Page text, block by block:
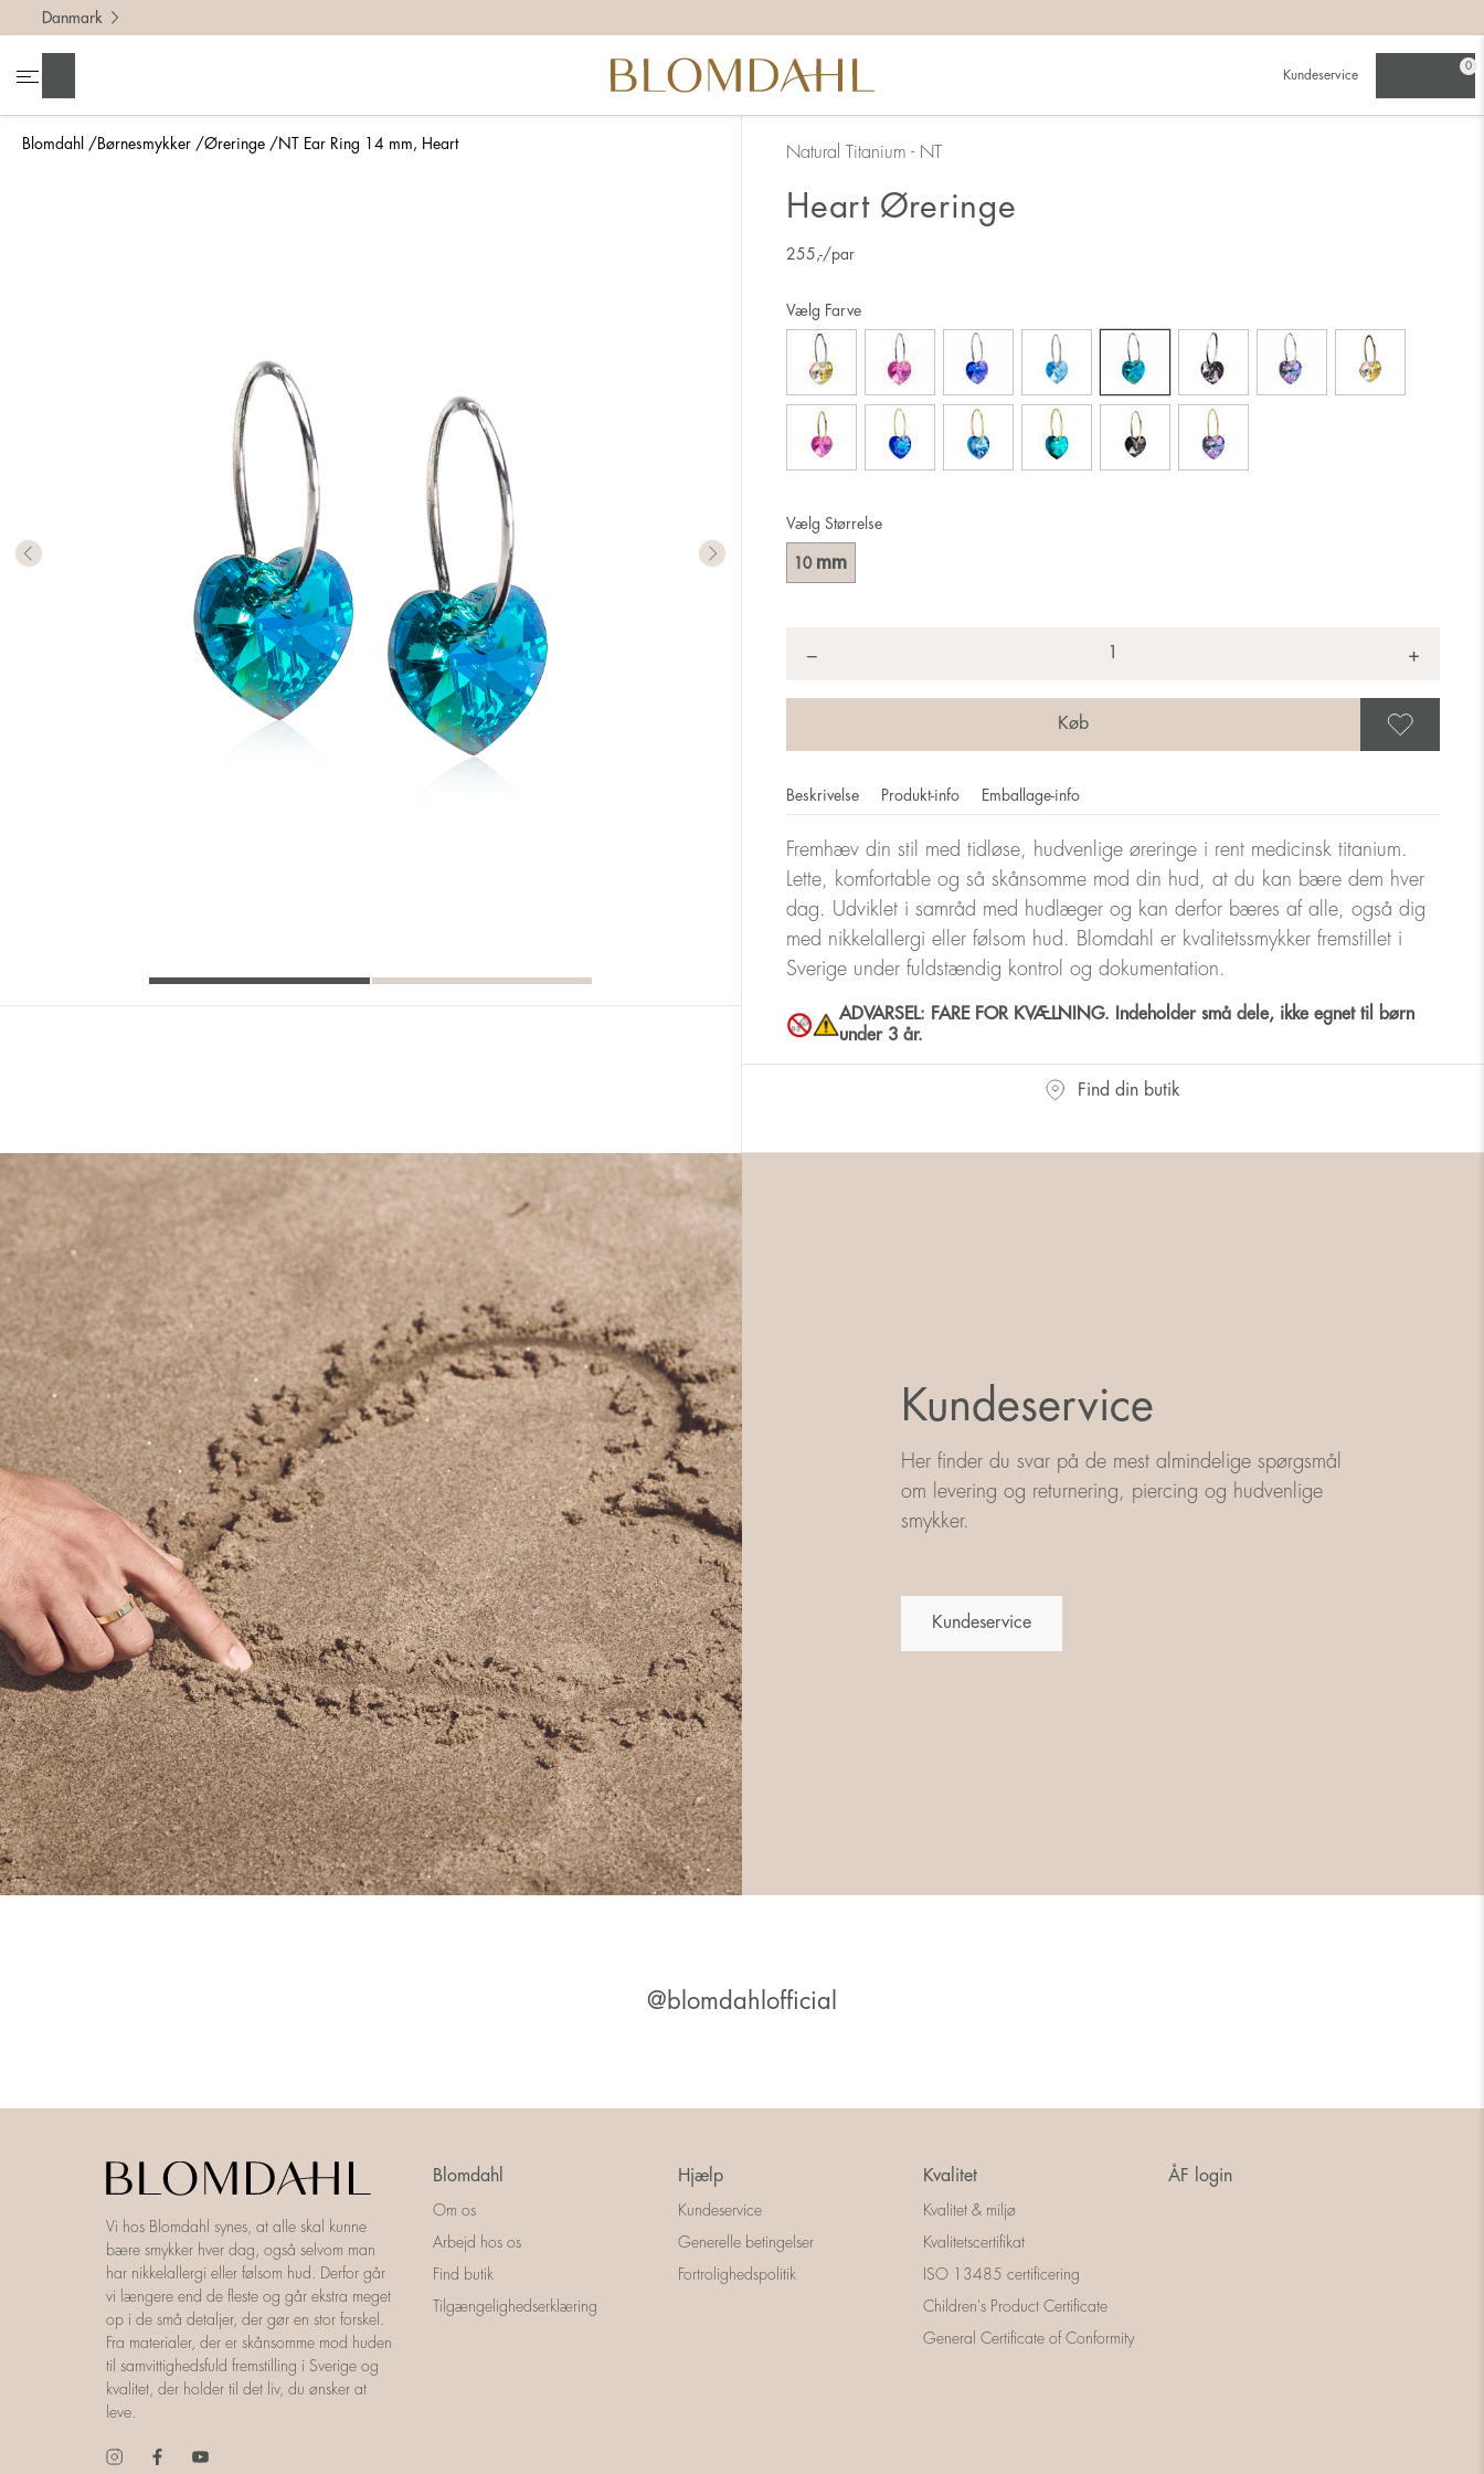
Blomdahl Børnesmykker Øreringe NT Ear Ring 14 mm, Heart
Danmark
Kundeservice
0
Natural Titanium - NT
Heart Øreringe
255 ,-/par
Vælg Størrelse
10 mm
Vælg Farve
− +
Beskrivelse Produkt-info Emballage-info
Fremhæv din stil med tidløse, hudvenlige øreringe i rent medicinsk titanium.
Lette, komfortable og så skånsomme mod din hud, at du kan bære dem hver
dag. Udviklet i samråd med hudlæger og kan derfor bæres af alle, også dig
med nikkelallergi eller følsom hud. Blomdahl er kvalitetssmykker fremstillet i
Sverige under fuldstændig kontrol og dokumentation.
ADVARSEL: FARE FOR KVÆLNING. Indeholder små dele, ikke egnet til børn
under 3 år.
Find din butik
Kundeservice
Her finder du svar på de mest almindelige spørgsmål
om levering og returnering, piercing og hudvenlige
smykker.
Kundeservice
@blomdahlofficial
Vi hos Blomdahl synes, at alle skal kunne
bære smykker hver dag, også selvom man
har nikkelallergi eller følsom hud. Derfor går
vi længere end de fleste og går ekstra meget
op i de små detaljer, der gør en stor forskel.
Fra materialer, der er skånsomme mod huden
til samvittighedsfuld fremstilling i Sverige og
kvalitet, der holder til det liv, du ønsker at
leve.
Blomdahl
Om os
Arbejd hos os
Find butik
Tilgængelighedserklæring
Hjælp
Kundeservice
Generelle betingelser
Fortrolighedspolitik
Kvalitet
Kvalitet & miljø
Kvalitetscertifikat
ISO 13485 certificering
Children's Product Certificate
General Certificate of Conformity
ÅF login